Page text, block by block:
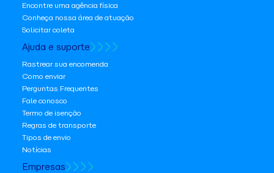
Encontre uma agência física
Conheça nossa área de atuação
Solicitar coleta
Ajuda e suporte
Rastrear sua encomenda
Como enviar
Perguntas Frequentes
Fale conosco
Termo de isenção
Regras de transporte
Tipos de envio
Notícias
Empresas